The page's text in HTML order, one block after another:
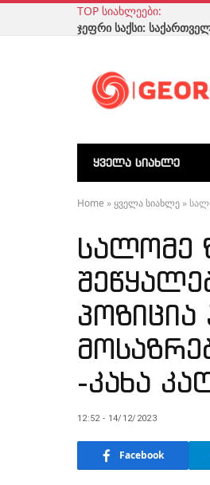
TOP ᲡᲘᲐᲮᲚᲔᲔᲑᲘ:
ᲧᲕᲔᲚᲐ ᲡᲘᲐᲮᲚᲔ
Home » ყველა სიახლე »
სალომე
-კახა
12:52 - 14/12/2023
Facebook